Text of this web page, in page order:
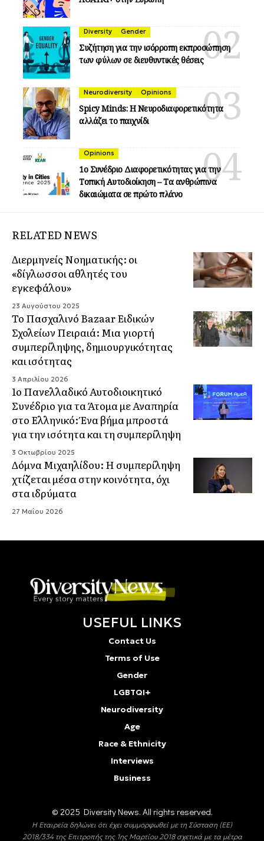
Diversity Gender
Συζήτηση για την ισόρροπη εκπροσώπηση
των φύλων σε διευθυντικές θέσεις
Neurodiversity Opinions
Spicy Minds: Η Νευροδιαφορετικότητα
αλλάζει το παιχνίδι
Opinions
1ο Συνέδριο Διαφορετικότητας για την
Τοπική Αυτοδιοίκηση – Τα ανθρώπινα
δικαιώματα σε πρώτο πλάνο
RELATED NEWS
Διερμηνείς Νοηματικής: οι
«δίγλωσσοι αθλητές του
εγκεφάλου»
23 Αυγούστου 2025
Το Πασχαλινό Bazaar Ειδικών
Σχολείων Πειραιά: Μια γιορτή
συμπερίληψης, δημιουργικότητας
και ισότητας
3 Απριλίου 2026
1ο Πανελλαδικό Αυτοδιοικητικό
Συνέδριο για τα Άτομα με Αναπηρία
στο Ελληνικό: Ένα βήμα μπροστά
για την ισότητα και τη συμπερίληψη
3 Οκτωβρίου 2025
Δόμνα Μιχαηλίδου: Η συμπερίληψη
χτίζεται μέσα στην κοινότητα, όχι
στα ιδρύματα
27 Μαΐου 2026
USEFUL LINKS
Contact Us
Terms of Use
Gender
LGBTQI+
Neurodiversity
Age
Race & Ethnicity
Interviews
Business
© 2025 Diversity Νews. All rights reserved.
Η Εταιρεία δηλώνει ότι έχει συμμορφωθεί με τη Σύσταση (ΕΕ)
2018/334 της Επιτροπής της 1ης Μαρτίου 2018 σχετικά με τα μέτρα